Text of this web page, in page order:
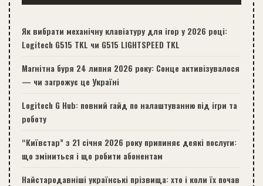
Як вибрати механічну клавіатуру для ігор у 2026 році:
Logitech G515 TKL чи G515 LIGHTSPEED TKL
Магнітна буря 24 липня 2026 року: Сонце активізувалося
— чи загрожує це Україні
Logitech G Hub: повний гайд по налаштуванню під ігри та
роботу
“Київстар” з 21 січня 2026 року припиняє деякі послуги:
що зміниться і що робити абонентам
Найстародавніші українські прізвища: хто і коли їх почав